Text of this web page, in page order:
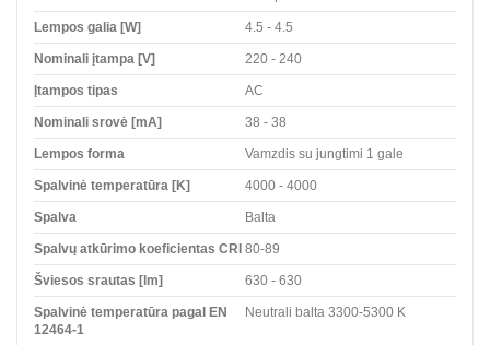
Lempos galia [W] 4.5 - 4.5
Nominali įtampa [V] 220 - 240
Įtampos tipas AC
Nominali srovė [mA] 38 - 38
Lempos forma Vamzdis su jungtimi 1 gale
Spalvinė temperatūra [K] 4000 - 4000
Spalva Balta
Spalvų atkūrimo koeficientas CRI 80-89
Šviesos srautas [lm] 630 - 630
Spalvinė temperatūra pagal EN
12464-1
Neutrali balta 3300-5300 K